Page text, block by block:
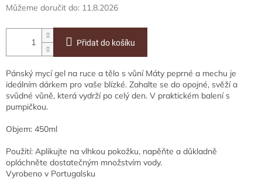
Můžeme doručit do: 11.8.2026
Přidat do košíku
Pánský mycí gel na ruce a tělo s vůní Máty peprné a mechu je
ideálním dárkem pro vaše blízké. Zahalte se do opojné, svěží a
svůdné vůně, která vydrží po celý den. V praktickém balení s
pumpičkou.
Objem: 450ml
Použití: Aplikujte na vlhkou pokožku, napěňte a důkladně
opláchněte dostatečným množstvím vody.
Vyrobeno v Portugalsku